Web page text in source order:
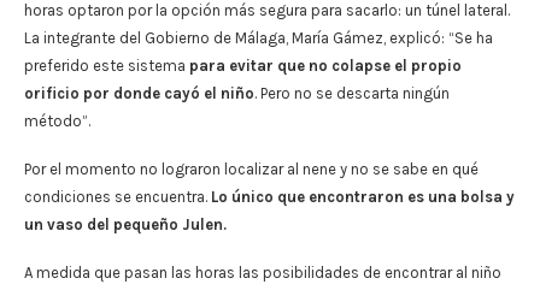
horas optaron por la opción más segura para sacarlo: un túnel lateral.
La integrante del Gobierno de Málaga, María Gámez, explicó: “Se ha
preferido este sistema para evitar que no colapse el propio
orificio por donde cayó el niño. Pero no se descarta ningún
método”.
Por el momento no lograron localizar al nene y no se sabe en qué
condiciones se encuentra. Lo único que encontraron es una bolsa y
un vaso del pequeño Julen.
A medida que pasan las horas las posibilidades de encontrar al niño